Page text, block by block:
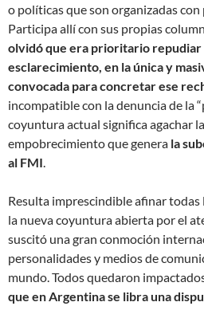
o políticas que son organizadas
Participa allí con sus propias
olvidó que era prioritario repudiar
esclarecimiento, en la única y
convocada para concretar ese
incompatible con la denuncia de la
coyuntura actual significa agachar
empobrecimiento que genera la
al FMI.
Resulta imprescindible afinar todas
la nueva coyuntura abierta por el
suscitó una gran conmoción
personalidades y medios de
mundo. Todos quedaron
que en Argentina se libra una